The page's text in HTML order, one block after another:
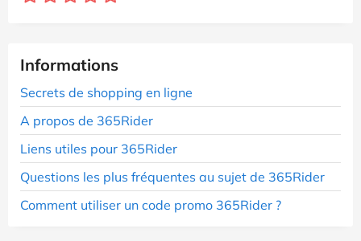
Informations
Secrets de shopping en ligne
A propos de 365Rider
Liens utiles pour 365Rider
Questions les plus fréquentes au sujet de 365Rider
Comment utiliser un code promo 365Rider ?